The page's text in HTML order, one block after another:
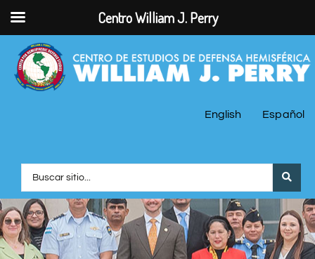
English Español
Centro William J. Perry